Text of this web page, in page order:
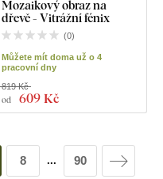
Mozaikový obraz na
dřevě - Vitrážní fénix
(0)
Můžete mít doma už o 4
pracovní dny
od 609 Kč
819 Kč
8 ... 90